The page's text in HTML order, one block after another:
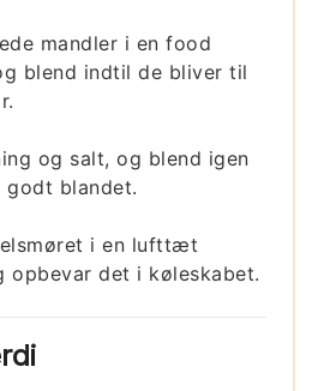
mandler i en food
blend indtil de bliver til
og salt, og blend igen
blandet.
i en lufttæt
opbevar det i køleskabet.